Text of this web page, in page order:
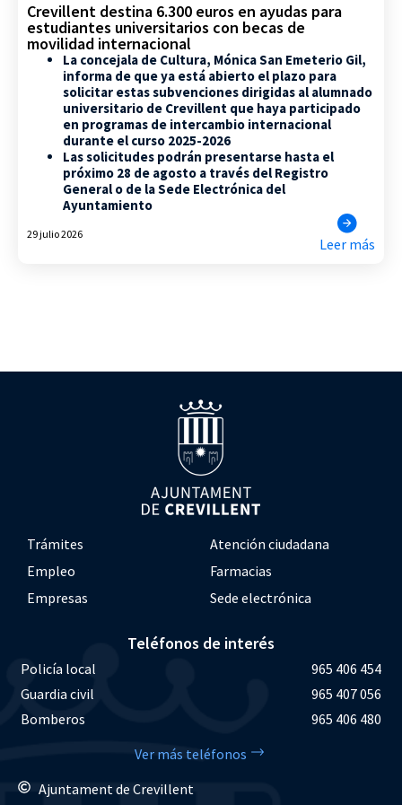
Crevillent destina 6.300 euros en ayudas para
estudiantes universitarios con becas de
movilidad internacional
La concejala de Cultura, Mónica San Emeterio Gil,
informa de que ya está abierto el plazo para
solicitar estas subvenciones dirigidas al alumnado
universitario de Crevillent que haya participado
en programas de intercambio internacional
durante el curso 2025-2026
Las solicitudes podrán presentarse hasta el
próximo 28 de agosto a través del Registro
General o de la Sede Electrónica del
Ayuntamiento
29 julio 2026
Leer más
Trámites
Atención ciudadana
Empleo
Farmacias
Empresas
Sede electrónica
Teléfonos de interés
Policía local
965 406 454
Guardia civil
965 407 056
Bomberos
965 406 480
Ver más teléfonos
Ajuntament de Crevillent